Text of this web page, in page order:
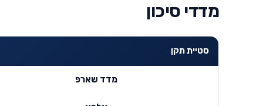
מדדי סיכון
סטיית תקן
מדד שארפ